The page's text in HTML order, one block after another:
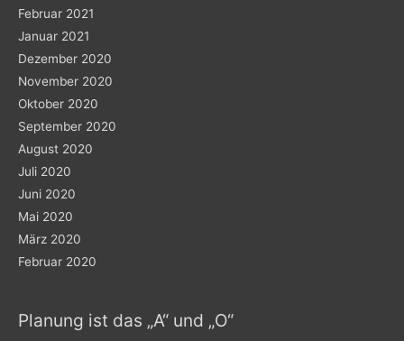
Februar 2021
Januar 2021
Dezember 2020
November 2020
Oktober 2020
September 2020
August 2020
Juli 2020
Juni 2020
Mai 2020
März 2020
Februar 2020
Planung ist das „A“ und „O“